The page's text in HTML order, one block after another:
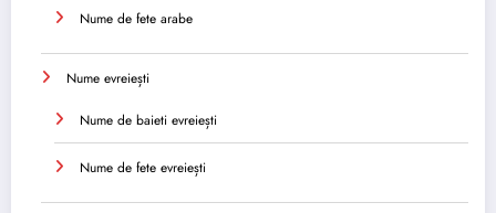
Nume de fete arabe
Nume evreiești
Nume de baieti evreiești
Nume de fete evreiești